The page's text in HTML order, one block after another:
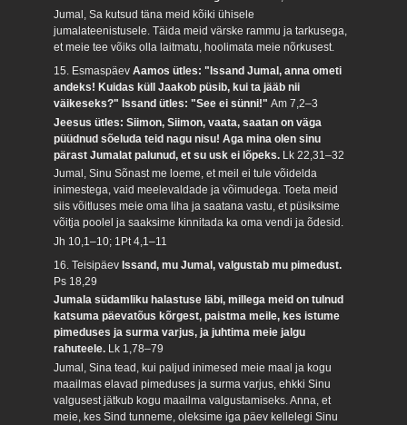
Jumal, Sa kutsud täna meid kõiki ühisele
jumalateenistusele. Täida meid värske rammu ja tarkusega,
et meie tee võiks olla laitmatu, hoolimata meie nõrkusest.
15. EsmaspäevAamos ütles: "Issand Jumal, anna ometi
andeks! Kuidas küll Jaakob püsib, kui ta jääb nii
väikeseks?" Issand ütles: "See ei sünni!"Am 7,2–3
Jeesus ütles: Siimon, Siimon, vaata, saatan on väga
püüdnud sõeluda teid nagu nisu! Aga mina olen sinu
pärast Jumalat palunud, et su usk ei lõpeks. Lk 22,31–32
Jumal, Sinu Sõnast me loeme, et meil ei tule võidelda
inimestega, vaid meelevaldade ja võimudega. Toeta meid
siis võitluses meie oma liha ja saatana vastu, et püsiksime
võitja poolel ja saaksime kinnitada ka oma vendi ja õdesid.
Jh 10,1–10; 1Pt 4,1–11
16. Teisipäev Issand, mu Jumal, valgustab mu pimedust.
Ps 18,29
Jumala südamliku halastuse läbi, millega meid on tulnud
katsuma päevatõus kõrgest, paistma meile, kes istume
pimeduses ja surma varjus, ja juhtima meie jalgu
rahuteele. Lk 1,78–79
Jumal, Sina tead, kui paljud inimesed meie maal ja kogu
maailmas elavad pimeduses ja surma varjus, ehkki Sinu
valgusest jätkub kogu maailma valgustamiseks. Anna, et
meie, kes Sind tunneme, oleksime iga päev kellelegi Sinu